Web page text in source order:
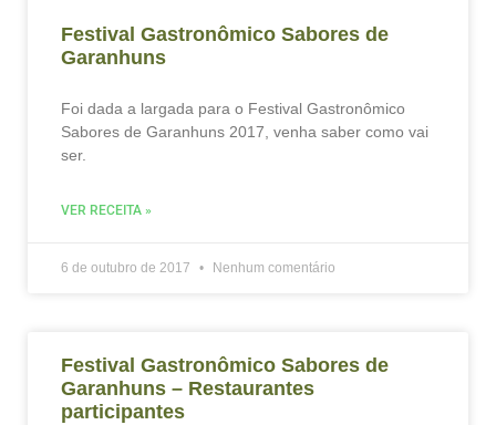
Festival Gastronômico Sabores de
Garanhuns
Foi dada a largada para o Festival Gastronômico
Sabores de Garanhuns 2017, venha saber como vai
ser.
VER RECEITA »
6 de outubro de 2017 Nenhum comentário
Festival Gastronômico Sabores de
Garanhuns – Restaurantes
participantes